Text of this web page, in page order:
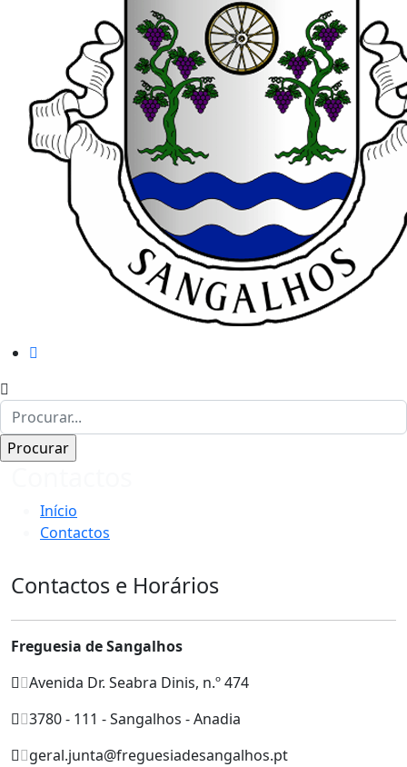
Início
Contactos
Contactos e Horários
Freguesia de Sangalhos
Avenida Dr. Seabra Dinis, n.º 474
3780 - 111 - Sangalhos - Anadia
geral.junta@freguesiadesangalhos.pt